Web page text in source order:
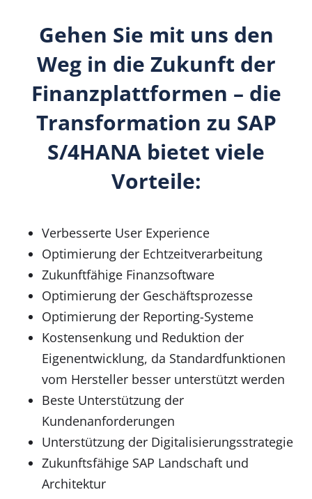
Gehen Sie mit uns den
Weg in die Zukunft der
Finanzplattformen – die
Transformation zu SAP
S/4HANA bietet viele
Vorteile:
Verbesserte User Experience
Optimierung der Echtzeitverarbeitung
Zukunftfähige Finanzsoftware
Optimierung der Geschäftsprozesse
Optimierung der Reporting-Systeme
Kostensenkung und Reduktion der
Eigenentwicklung, da Standardfunktionen
vom Hersteller besser unterstützt werden
Beste Unterstützung der
Kundenanforderungen
Unterstützung der Digitalisierungsstrategie
Zukunftsfähige SAP Landschaft und
Architektur